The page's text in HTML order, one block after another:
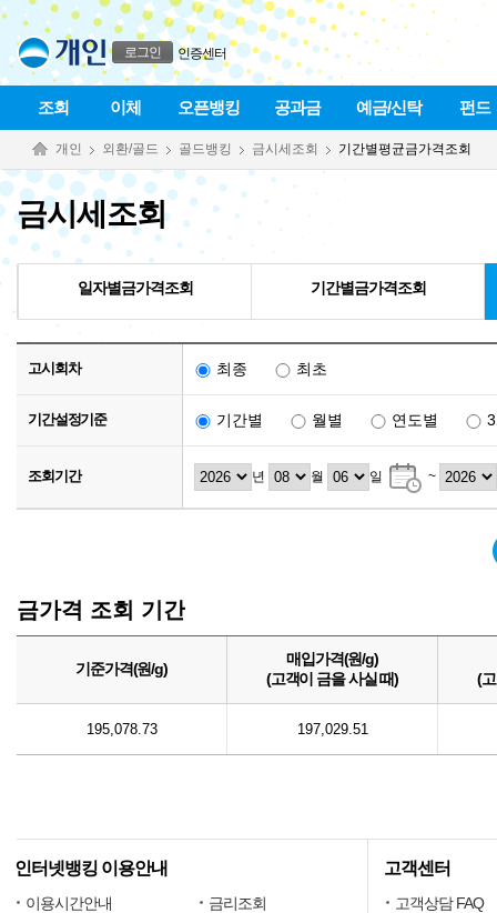
본문으로 바로가기
푸터 바로가기
로그인 인증센터
조회 이체 오픈뱅킹 공과금 예금/신탁 펀드
개인 외환/골드 골드뱅킹 금시세조회 기간별평균금가격조회
금시세조회
일자별금가격조회 기간별금가격조회
고시회차 최종 최초
기간설정기준 기간별 월별 연도별
조회기간 년 월 일 ~
금가격 조회 기간
기준가격(원/g)
매입가격(원/g)
(고객이 금을 사실 때)
(
195,078.73 197,029.51
인터넷뱅킹 이용안내
이용시간안내
금리조회
고객센터
고객상담 FAQ